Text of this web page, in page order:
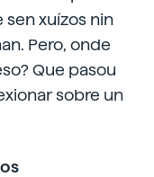
sen xuízos nin
Pero, onde
Que pasou
sobre un